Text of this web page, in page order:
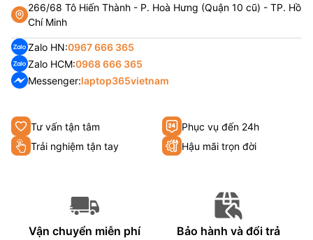
Tư vấn tận tâm
Phục vụ đến 24h
Trải nghiệm tận tay
Hậu mãi trọn đời
Vận chuyển miễn phí Bảo hành và đổi trả
266/68 Tô Hiến Thành - P. Hoà Hưng (Quận 10 cũ) - TP. Hồ
Chí Minh
Zalo HN:0967 666 365
Zalo HCM:0968 666 365
Messenger:laptop365vietnam